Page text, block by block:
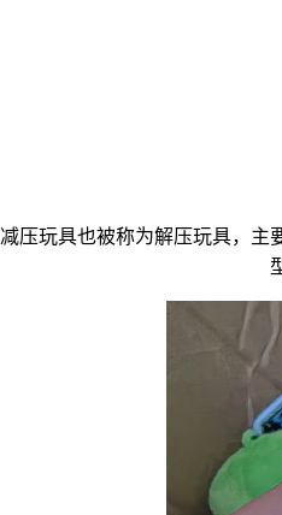
减压玩具也被称为解压玩具，主